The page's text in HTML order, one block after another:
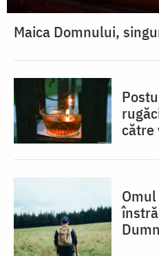
Maica Domnului,
către